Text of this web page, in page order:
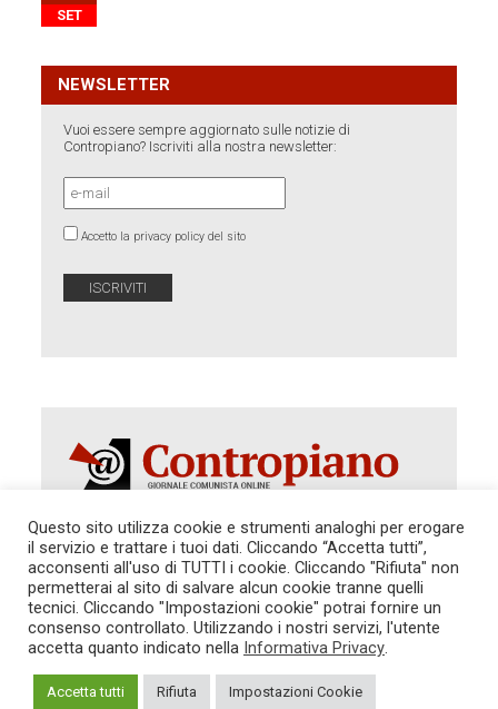
SET
NEWSLETTER
Vuoi essere sempre aggiornato sulle notizie di
Contropiano? Iscriviti alla nostra newsletter:
Accetto la privacy policy del sito
Autorizzazione del Tribunale di Roma 286 del 31
dicembre 2014. Direttore Responsabile: Sergio
Cararo. Indirizzo: V.Casalbruciato 27- sc. B - 00159
Roma -
Tel. 06.640.122.19 -redazione@contropiano.org
TG CONTROPIANO
LINK CONSIGLIATI
PRIVACY
COOKIE POLICY
Questo sito utilizza cookie e strumenti analoghi per erogare
il servizio e trattare i tuoi dati. Cliccando “Accetta tutti”,
acconsenti all'uso di TUTTI i cookie. Cliccando "Rifiuta" non
permetterai al sito di salvare alcun cookie tranne quelli
tecnici. Cliccando "Impostazioni cookie" potrai fornire un
consenso controllato. Utilizzando i nostri servizi, l'utente
accetta quanto indicato nella Informativa Privacy.
Accetta tutti Rifiuta Impostazioni Cookie